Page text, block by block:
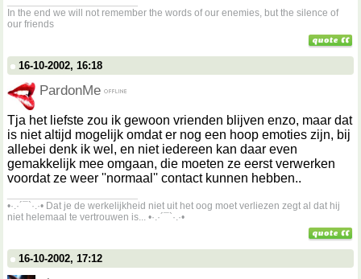
In the end we will not remember the words of our enemies, but the silence of
our friends
16-10-2002, 16:18
PardonMe
Tja het liefste zou ik gewoon vrienden blijven enzo, maar dat
is niet altijd mogelijk omdat er nog een hoop emoties zijn, bij
allebei denk ik wel, en niet iedereen kan daar even
gemakkelijk mee omgaan, die moeten ze eerst verwerken
voordat ze weer ''normaal'' contact kunnen hebben..
•·.·´¯`·.·• Dat je de werkelijkheid niet uit het oog moet verliezen zegt al dat hij
niet helemaal te vertrouwen is... •·.·´¯`·.·•
16-10-2002, 17:12